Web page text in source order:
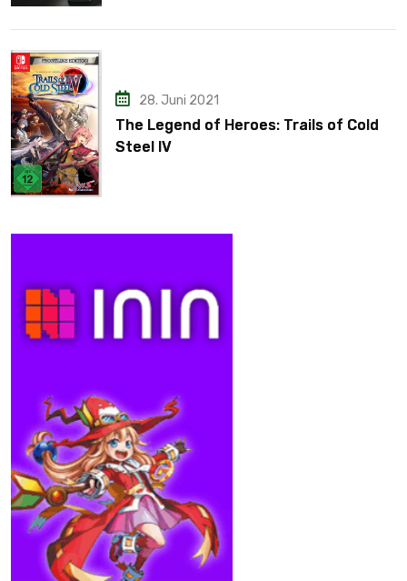
28. Juni 2021
The Legend of Heroes: Trails of Cold
Steel IV